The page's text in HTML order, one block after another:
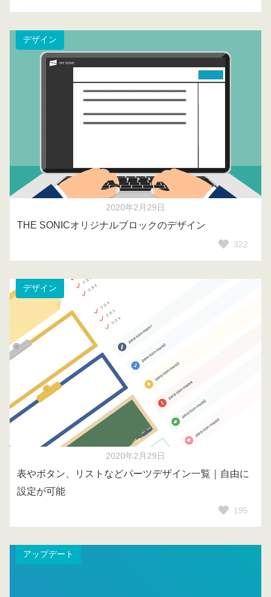
デザイン
2020年2月29日
THE SONICオリジナルブロックのデザイン
322
デザイン
2020年2月29日
表やボタン、リストなどパーツデザイン一覧｜自由に
設定が可能
195
アップデート